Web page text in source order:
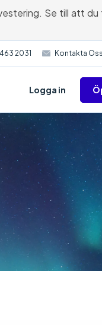
Se till att
2031 Kontakta Oss
Logga in